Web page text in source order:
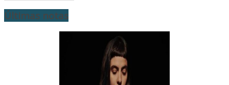
Últimas notas